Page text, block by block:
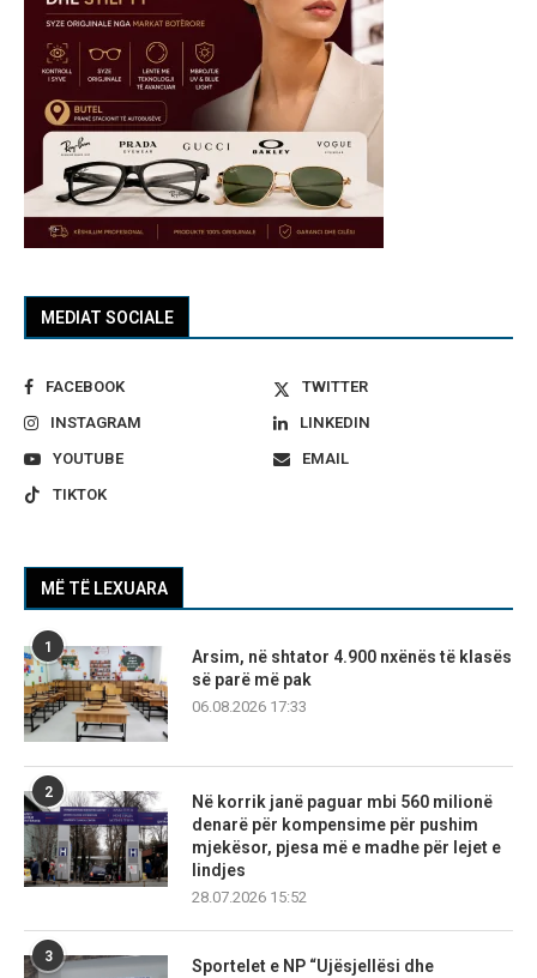
MEDIAT SOCIALE
FACEBOOK
TWITTER
INSTAGRAM
LINKEDIN
YOUTUBE
EMAIL
TIKTOK
MË TË LEXUARA
1
Arsim, në shtator 4.900 nxënës të klasës
së parë më pak
06.08.2026 17:33
2
Në korrik janë paguar mbi 560 milionë
denarë për kompensime për pushim
mjekësor, pjesa më e madhe për lejet e
lindjes
28.07.2026 15:52
3
Sportelet e NP “Ujësjellësi dhe